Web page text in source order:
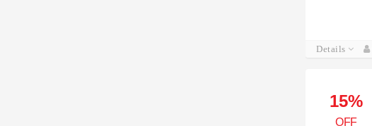
Details
15%
OFF